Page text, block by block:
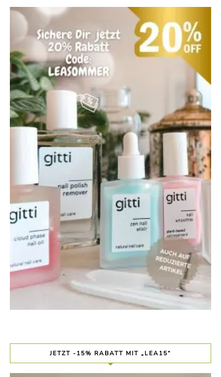
JETZT -15% RABATT MIT „LEA15“